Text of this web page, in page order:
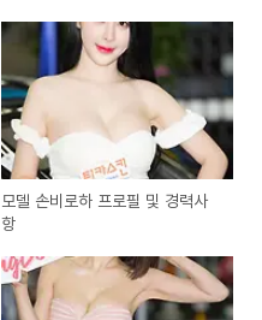
모델 손비로하 프로필 및 경력사
항